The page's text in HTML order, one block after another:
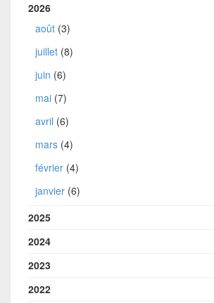
2026
août (3)
juillet (8)
juin (6)
mai (7)
avril (6)
mars (4)
février (4)
janvier (6)
2025
2024
2023
2022